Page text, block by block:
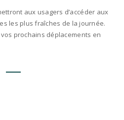
aux usagers d’accéder aux
les plus fraîches de la journée.
prochains déplacements en